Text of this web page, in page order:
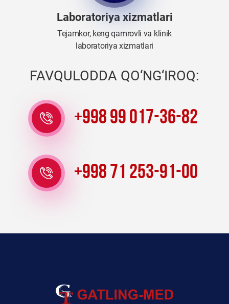
Laboratoriya xizmatlari
Tejamkor, keng qamrovli va klinik
laboratoriya xizmatlari
FAVQULODDA QO‘NG‘IROQ:
+998 99 017-36-82
+998 71 253-91-00